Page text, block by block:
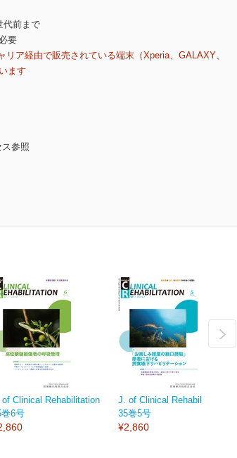
代前まで
要
ア経由で販売されている端末（Xperia、GALAXY、
ます
参照
Clinical Rehabilitation
6号
J. of Clinical Rehabilitation
35巻5号
¥2,860